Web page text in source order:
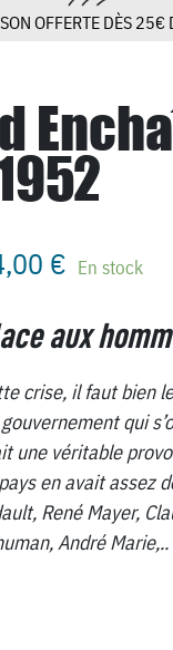
OFFERTE DÈS 25€
€ En stock
aux
crise, il faut bien
qui
une véritable
en avait assez
René Mayer,
André